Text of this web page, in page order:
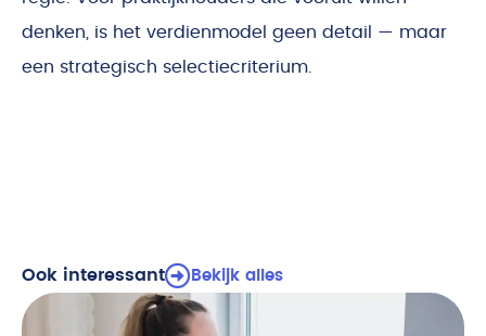
denken, is het verdienmodel geen detail — maar
een strategisch selectiecriterium.
Ook interessant Bekijk alles